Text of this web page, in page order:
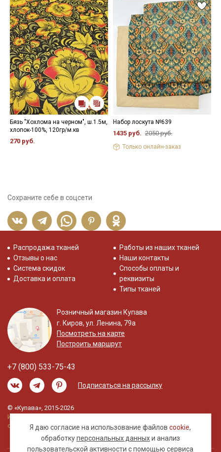
Бязь "Хохлома на черном", ш.1.5м,
хлопок-100%, 120гр/м.кв
270 руб.
Набор лоскута №639
1435 руб. 2050 руб.
Только онлайн-заказ
Сохраните себе в соцсети
Я даю согласие на использование файловcookie,
обработкуперсональных данныхи анализ
пользовательской активности с помощью сервиса
Распродажа тканей
Отзывы о нас
Система скидок
Доставка и оплата
Работы из наших тканей
Наши контакты
Способы оплаты и
реквизиты
Типы тканей
Розничный магазин Купава
г. Киров, ул. Ленина, 79а
Посмотреть на карте
Построить маршрут
+7 (800) 533-75-43
Подписаться на рассылку
© «Купава», 2015-2026
Информация на сайте не является публичной
офертой.